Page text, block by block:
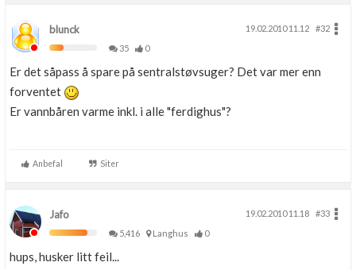
blunck 19.02.2010 11.12
#32
35
0
Er det såpass å spare på sentralstøvsuger? Det var mer enn
forventet
Er vannbåren varme inkl. i alle "ferdighus"?
Anbefal Siter
Jafo 19.02.2010 11.18
#33
5,416
Langhus 0
hups, husker litt feil...